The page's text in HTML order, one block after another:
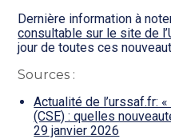
Dernière information à
consultable sur le site de
jour de toutes ces
Sources :
Actualité de l’urssaf.fr:
(CSE) : quelles
29 janvier 2026